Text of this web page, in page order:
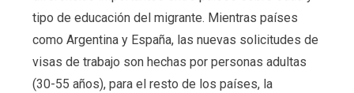
tipo de educación del migrante. Mientras países
como Argentina y España, las nuevas solicitudes de
visas de trabajo son hechas por personas adultas
(30-55 años), para el resto de los países, la